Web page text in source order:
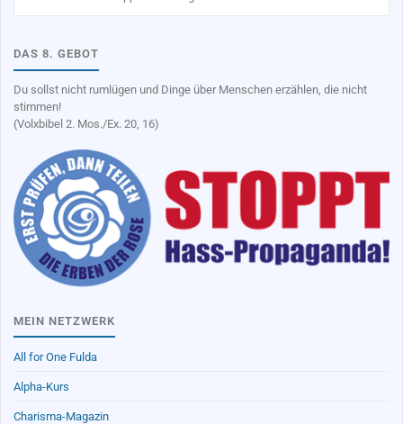
DAS 8. GEBOT
Du sollst nicht rumlügen und Dinge über Menschen erzählen, die nicht
stimmen!
(Volxbibel 2. Mos./Ex. 20, 16)
MEIN NETZWERK
All for One Fulda
Alpha-Kurs
Charisma-Magazin